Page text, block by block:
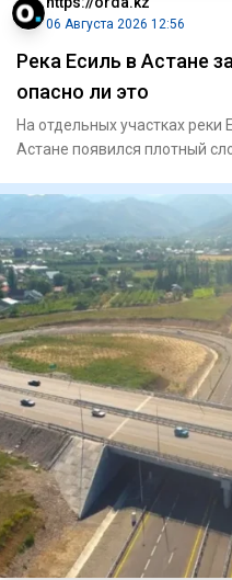
06 Августа 2026 12:56
Река Есиль в Астане
опасно ли это
На отдельных участках реки
Астане появился плотный